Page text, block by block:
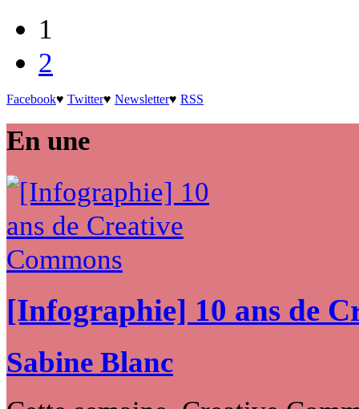
1
2
Facebook♥ Twitter♥ Newsletter♥ RSS
En une
[Infographie] 10 ans de
Sabine Blanc